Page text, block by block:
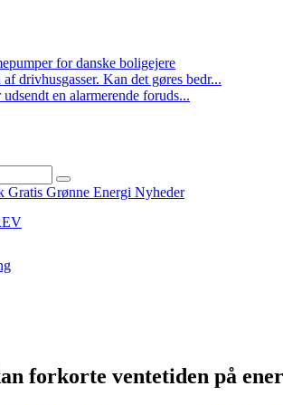
for danske boligejere
drivhusgasser. Kan det gøres bedr...
en alarmerende foruds...
forkorte ventetiden på